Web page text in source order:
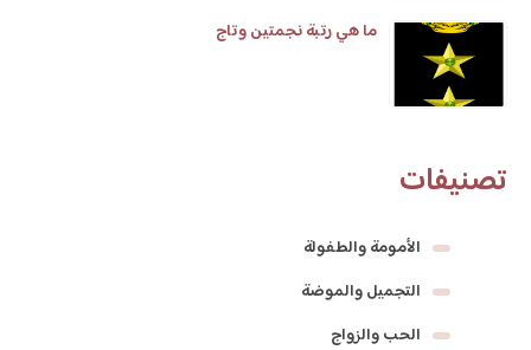
ما هي رتبة نجمتين وتاج
تصنيفات
الأمومة والطفولة
التجميل والموضة
الحب والزواج